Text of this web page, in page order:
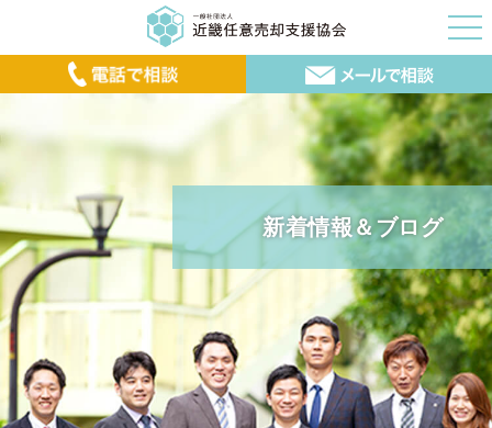
新着情報＆ブログ